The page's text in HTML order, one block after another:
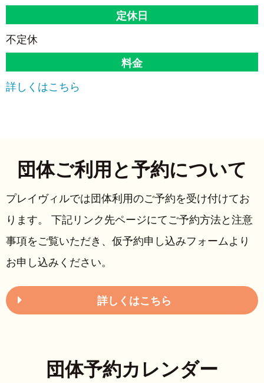
定休日
不定休
料金
詳しくはこちら
団体ご利用と予約について
プレイヴィルでは団体利用のご予約を受け付けてお
ります。 下記リンク先ページにてご予約方法と注意
事項をご覧いただき、仮予約申し込みフォームより
お申し込みください。
詳しくはこちら
団体予約カレンダー